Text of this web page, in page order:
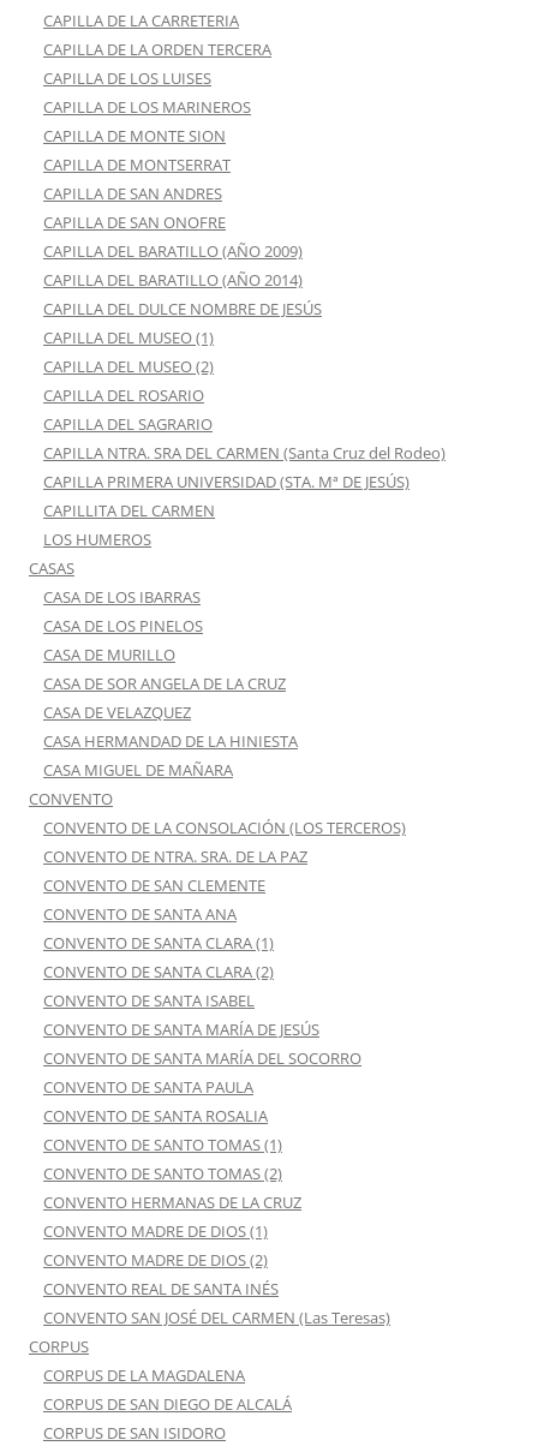
CAPILLA DE LA CARRETERIA
CAPILLA DE LA ORDEN TERCERA
CAPILLA DE LOS LUISES
CAPILLA DE LOS MARINEROS
CAPILLA DE MONTE SION
CAPILLA DE MONTSERRAT
CAPILLA DE SAN ANDRES
CAPILLA DE SAN ONOFRE
CAPILLA DEL BARATILLO (AÑO 2009)
CAPILLA DEL BARATILLO (AÑO 2014)
CAPILLA DEL DULCE NOMBRE DE JESÚS
CAPILLA DEL MUSEO (1)
CAPILLA DEL MUSEO (2)
CAPILLA DEL ROSARIO
CAPILLA DEL SAGRARIO
CAPILLA NTRA. SRA DEL CARMEN (Santa Cruz del Rodeo)
CAPILLA PRIMERA UNIVERSIDAD (STA. Mª DE JESÚS)
CAPILLITA DEL CARMEN
LOS HUMEROS
CASAS
CASA DE LOS IBARRAS
CASA DE LOS PINELOS
CASA DE MURILLO
CASA DE SOR ANGELA DE LA CRUZ
CASA DE VELAZQUEZ
CASA HERMANDAD DE LA HINIESTA
CASA MIGUEL DE MAÑARA
CONVENTO
CONVENTO DE LA CONSOLACIÓN (LOS TERCEROS)
CONVENTO DE NTRA. SRA. DE LA PAZ
CONVENTO DE SAN CLEMENTE
CONVENTO DE SANTA ANA
CONVENTO DE SANTA CLARA (1)
CONVENTO DE SANTA CLARA (2)
CONVENTO DE SANTA ISABEL
CONVENTO DE SANTA MARÍA DE JESÚS
CONVENTO DE SANTA MARÍA DEL SOCORRO
CONVENTO DE SANTA PAULA
CONVENTO DE SANTA ROSALIA
CONVENTO DE SANTO TOMAS (1)
CONVENTO DE SANTO TOMAS (2)
CONVENTO HERMANAS DE LA CRUZ
CONVENTO MADRE DE DIOS (1)
CONVENTO MADRE DE DIOS (2)
CONVENTO REAL DE SANTA INÉS
CONVENTO SAN JOSÉ DEL CARMEN (Las Teresas)
CORPUS
CORPUS DE LA MAGDALENA
CORPUS DE SAN DIEGO DE ALCALÁ
CORPUS DE SAN ISIDORO